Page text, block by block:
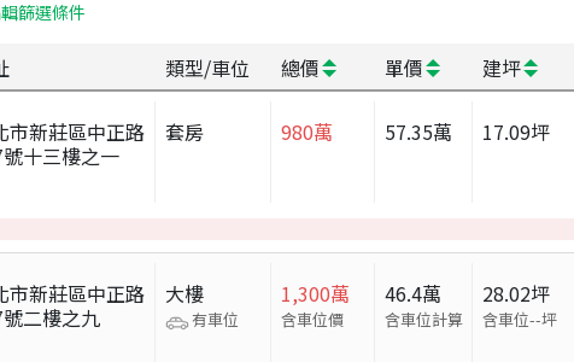
篩選條件
類型/車位 總價 單價 建坪
市新莊區中正路
十三樓之一
套房 980萬 57.35萬 17.09坪
市新莊區中正路
二樓之九
大樓
有車位
1,300萬
含車位價
46.4萬
含車位計算
28.02坪
含車位--坪